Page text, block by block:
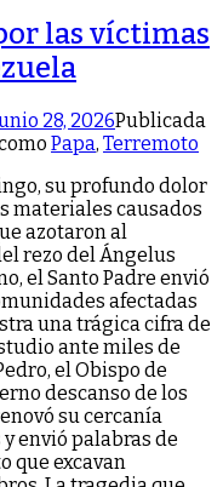
las víctimas
28, 2026Publicada
Papa, Terremoto
su profundo dolor
materiales causados
azotaron al
rezo del Ángelus
el Santo Padre envió
afectadas
una trágica cifra de
ante miles de
el Obispo de
descanso de los
su cercanía
envió palabras de
que excavan